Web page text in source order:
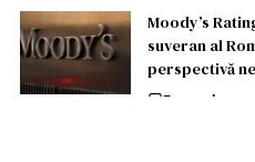
Moody’s
suveran al
perspectivă
Economie